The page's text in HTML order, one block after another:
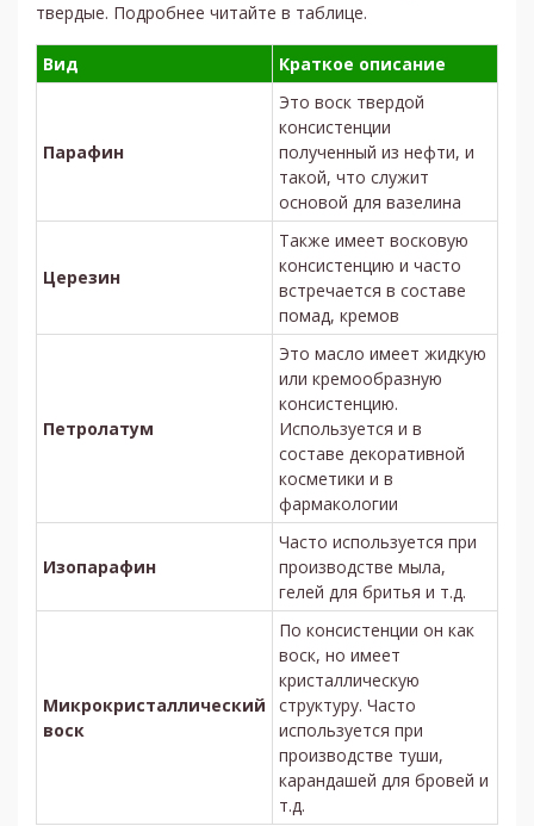
твердые. Подробнее читайте в таблице.
Вид Краткое описание
Парафин
Это воск твердой
консистенции
полученный из нефти, и
такой, что служит
основой для вазелина
Церезин
Также имеет восковую
консистенцию и часто
встречается в составе
помад, кремов
Петролатум
Это масло имеет жидкую
или кремообразную
консистенцию.
Используется и в
составе декоративной
косметики и в
фармакологии
Изопарафин
Часто используется при
производстве мыла,
гелей для бритья и т.д.
Микрокристаллический
воск
По консистенции он как
воск, но имеет
кристаллическую
структуру. Часто
используется при
производстве туши,
карандашей для бровей и
т.д.